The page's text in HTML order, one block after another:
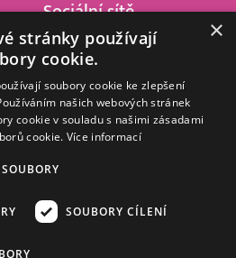
Sociální sítě
a.s. Všechna práva vyhrazena.
×
stránky používají
cookie.
soubory cookie ke zlepšení
našich webových stránek
cookie v souladu s našimi zásadami
cookie. Více informací
SOUBORY CÍLENÍ